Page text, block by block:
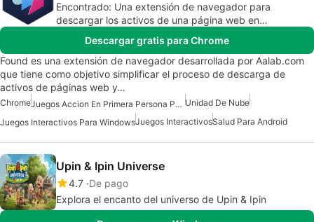
Encontrado: Una extensión de navegador para
descargar los activos de una página web en
Descargar gratis para Chrome
Found es una extensión de navegador desarrollada por Aalab.com
que tiene como objetivo simplificar el proceso de descarga de
activos de páginas web y…
Chrome Juegos Accion En Primera Persona Para Windows 7 Unidad De Nube
Juegos Interactivos Para WindowsJuegos InteractivosSalud Para Android
Upin & Ipin Universe
4.7 De pago
Explora el encanto del universo de Upin & Ipin